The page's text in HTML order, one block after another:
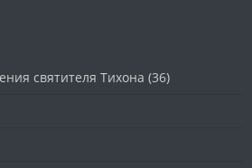
святителя Тихона (36)